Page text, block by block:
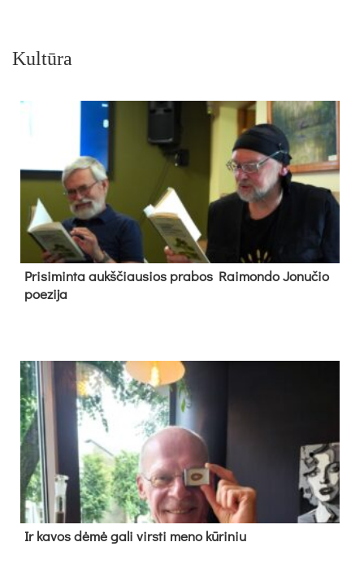
Kultūra
Pri­si­min­ta aukš­čiau­sios pra­bos Rai­mon­do Jo­nu­čio
poe­zi­ja
Ir ka­vos dė­mė ga­li virs­ti me­no kū­ri­niu